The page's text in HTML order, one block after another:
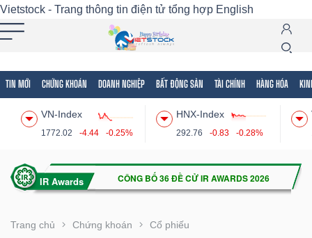
Vietstock - Trang thông tin điện tử tổng hợp English
TIN MỚI CHỨNG KHOÁN DOANH NGHIỆP BẤT ĐỘNG SẢN TÀI CHÍNH HÀNG HÓA
VN-Index
1772.02 -4.44 -0.25%
HNX-Index
292.76 -0.83 -0.28%
Trang chủ Chứng khoán Cổ phiếu
Tất cả Tính năng Ngành Mã chứng khoán
Tính
(-)
VIETSTOCK